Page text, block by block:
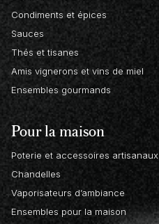
Condiments et épices
Sauces
Thés et tisanes
Amis vignerons et vins de miel
Ensembles gourmands
Pour la maison
Poterie et accessoires artisanaux
Chandelles
Vaporisateurs d’ambiance
Ensembles pour la maison